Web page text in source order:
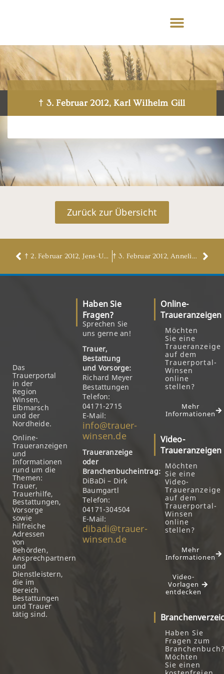
† 3. Februar 2012, Karl Wilhelm Gill
Zurück zur Übersicht
† 2. Februar 2012, Jens-Uwe Philipp † 3. Februar 2012, Anneliese Nielsen, geb. Vieregge
Das
Trauerportal
in der
Region
Winsen,
Elbmarsch
und der
Nordheide.
Online-
Traueranzeigen
und
Informationen
rund um die
Themen:
Trauer,
Trauerhilfe,
Bestattungen,
Vorsorge
sowie
hilfreiche
Adressen
von
Behörden,
Ansprechpartnern
und
Dienstleistern,
die im
Bereich
Bestattungen
und Trauer
tätig sind.
Haben Sie
Fragen?
Sprechen Sie
uns gerne an!
Trauer,
Bestattung
und Vorsorge:
Richard Meyer
Bestattungen
Telefon:
04171-2715
E-Mail:
info@trauer-
winsen.de
Traueranzeige
oder
Branchenbucheintrag:
DiBaDi – Dirk
Baumgartl
Telefon:
04171-304504
E-Mail:
dibadi@trauer-
winsen.de
Online-
Traueranzeigen
Möchten
Sie eine
Traueranzeige
auf dem
Trauerportal-
Winsen
online
stellen?
Mehr
Informationen
Video-
Traueranzeigen
Möchten
Sie eine
Video-
Traueranzeige
auf dem
Trauerportal-
Winsen
online
stellen?
Mehr
Informationen
Video-
Vorlagen
entdecken
Haben Sie
Fragen zum
Möchten
Sie einen